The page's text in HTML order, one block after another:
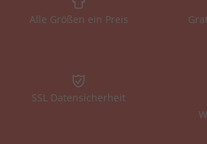
Alle Größen ein Preis
SSL Datensicherheit